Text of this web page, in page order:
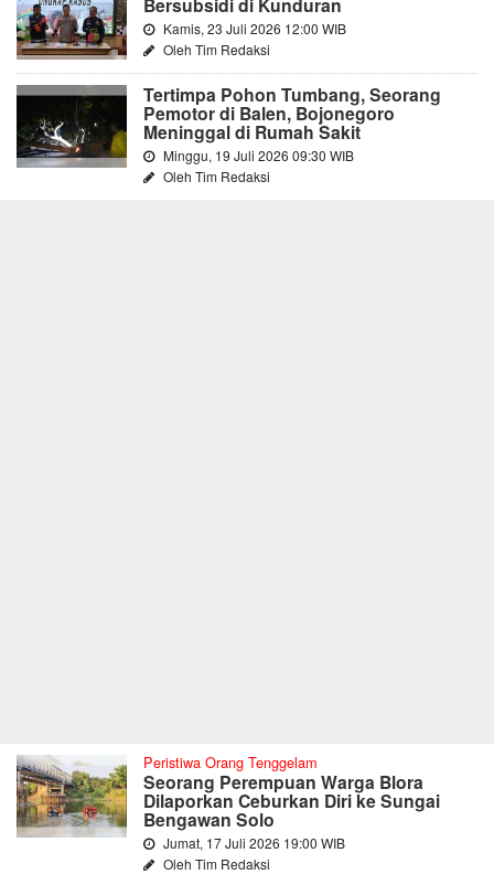
Kamis, 23 Juli 2026 12:00 WIB
Oleh Tim Redaksi
Tertimpa Pohon Tumbang, Seorang
Pemotor di Balen, Bojonegoro
Meninggal di Rumah Sakit
Minggu, 19 Juli 2026 09:30 WIB
Oleh Tim Redaksi
Peristiwa Orang Tenggelam
Seorang Perempuan Warga Blora
Dilaporkan Ceburkan Diri ke Sungai
Bengawan Solo
Jumat, 17 Juli 2026 19:00 WIB
Oleh Tim Redaksi